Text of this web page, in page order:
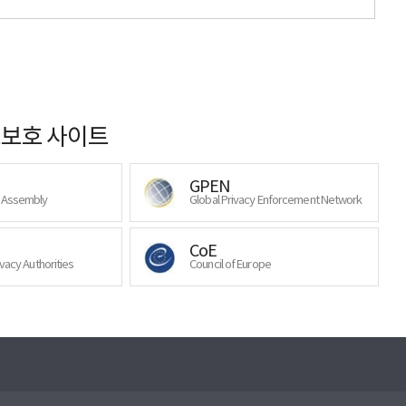
호 사이트
GPEN
Global Privacy Enforcement Network
Authorities
CoE
Council of Europe